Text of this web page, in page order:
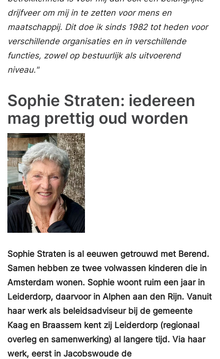
drijfveer om mij in te zetten voor mens en
maatschappij. Dit doe ik sinds 1982 tot heden voor
verschillende organisaties en in verschillende
functies, zowel op bestuurlijk als uitvoerend
niveau."
Sophie Straten: iedereen
mag prettig oud worden
Sophie Straten is al eeuwen getrouwd met Berend.
Samen hebben ze twee volwassen kinderen die in
Amsterdam wonen. Sophie woont ruim een jaar in
Leiderdorp, daarvoor in Alphen aan den Rijn. Vanuit
haar werk als beleidsadviseur bij de gemeente
Kaag en Braassem kent zij Leiderdorp (regionaal
overleg en samenwerking) al langere tijd. Via haar
werk, eerst in Jacobswoude de